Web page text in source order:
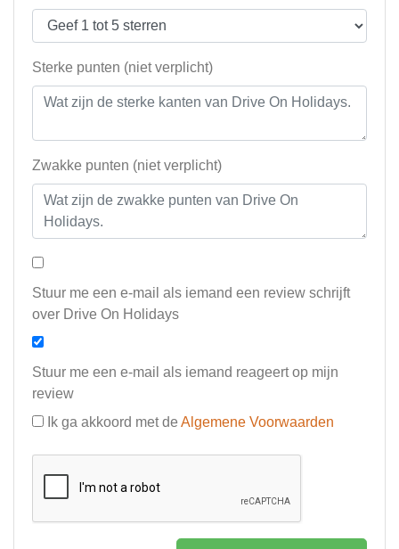
Sterke punten (niet verplicht)
Zwakke punten (niet verplicht)
Stuur me een e-mail als iemand een review schrijft
over Drive On Holidays
Stuur me een e-mail als iemand reageert op mijn
review
Ik ga akkoord met de Algemene Voorwaarden